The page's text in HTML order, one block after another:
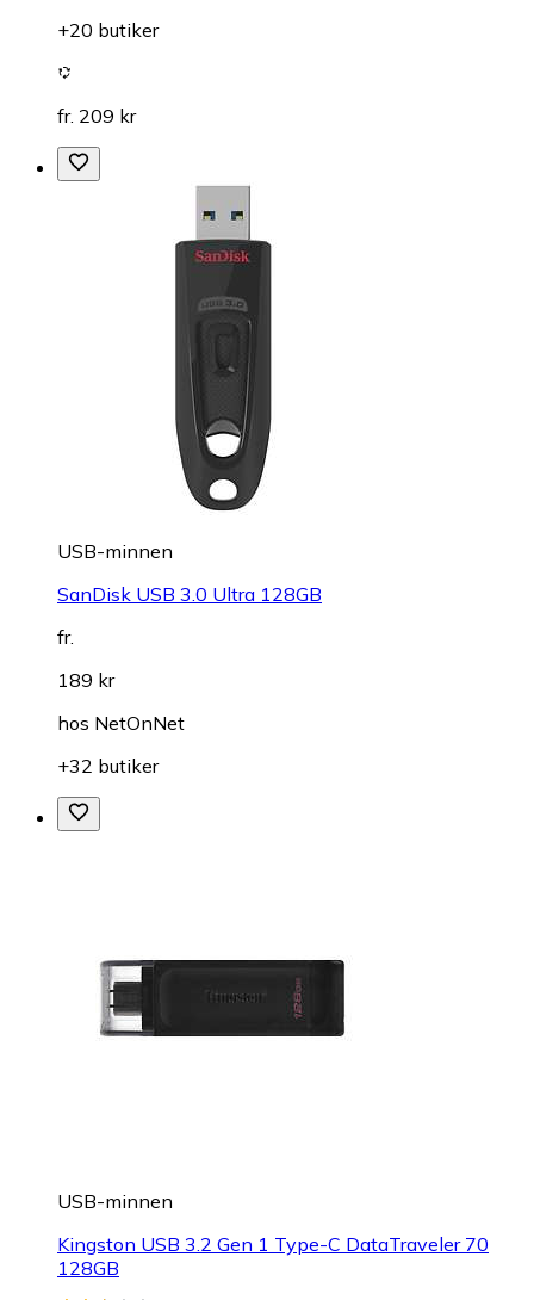
+20 butiker
fr. 209 kr
USB-minnen
SanDisk USB 3.0 Ultra 128GB
fr.
189 kr
hos NetOnNet
+32 butiker
USB-minnen
Kingston USB 3.2 Gen 1 Type-C DataTraveler 70
128GB